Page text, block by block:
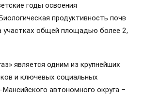
годы освоения
продуктивность почв
участках общей площадью более 2,
является одним из крупнейших
и ключевых социальных
автономного округа –